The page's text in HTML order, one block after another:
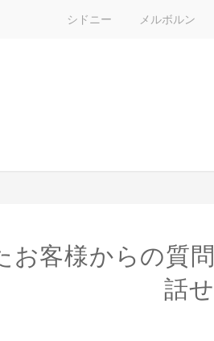
シドニー メルボルン
お客様からの質
話